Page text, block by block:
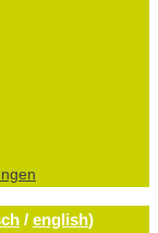
/ english)